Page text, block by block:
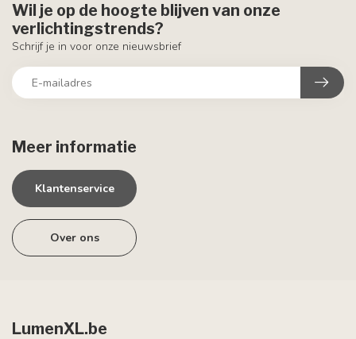
Meer informatie
Klantenservice
Over ons
Wil je op de hoogte blijven van onze
verlichtingstrends?
Schrijf je in voor onze nieuwsbrief
LumenXL.be